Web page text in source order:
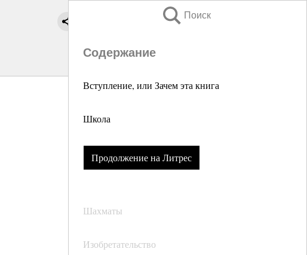
Поиск
Содержание
Вступление, или Зачем эта книга
Школа
Продолжение на Литрес
Шахматы
Изобретательство